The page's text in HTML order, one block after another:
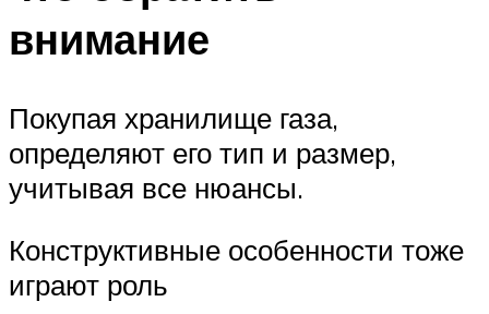
внимание
Покупая хранилище газа,
определяют его тип и размер,
учитывая все нюансы.
Конструктивные особенности тоже
играют роль